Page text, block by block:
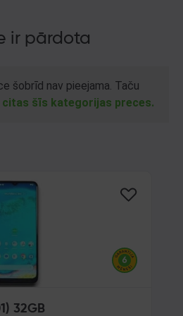
ir pārdota
šobrīd nav pieejama. Taču
citas šīs kategorijas preces.
32GB